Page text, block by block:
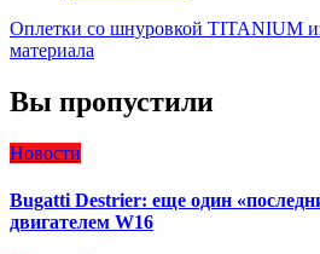
Оплетки со шнуровкой TITANIUM
материала
Вы пропустили
Новости
Bugatti Destrier: еще один
двигателем W16